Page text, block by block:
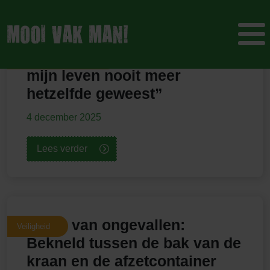
mijn leven nooit meer
hetzelfde geweest”
4 december 2025
Lees verder
Veiligheid
Leren van ongevallen:
Bekneld tussen de bak van de
kraan en de afzetcontainer